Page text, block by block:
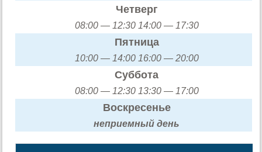
Четверг
08:00 — 12:30 14:00 — 17:30
Пятница
10:00 — 14:00 16:00 — 20:00
Суббота
08:00 — 12:30 13:30 — 17:00
Воскресенье
неприемный день